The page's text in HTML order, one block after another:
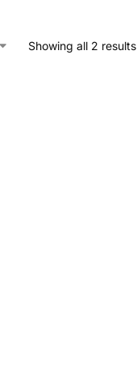
Showing all 2 results